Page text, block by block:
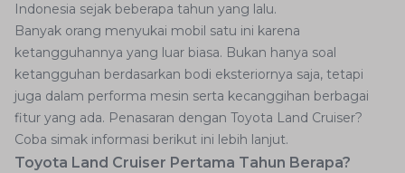
Indonesia sejak beberapa tahun yang lalu.
Banyak orang menyukai mobil satu ini karena
ketangguhannya yang luar biasa. Bukan hanya soal
ketangguhan berdasarkan bodi eksteriornya saja, tetapi
juga dalam performa mesin serta kecanggihan berbagai
fitur yang ada. Penasaran dengan Toyota Land Cruiser?
Coba simak informasi berikut ini lebih lanjut.
Toyota Land Cruiser Pertama Tahun Berapa?